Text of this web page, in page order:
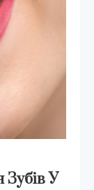
Зубів У